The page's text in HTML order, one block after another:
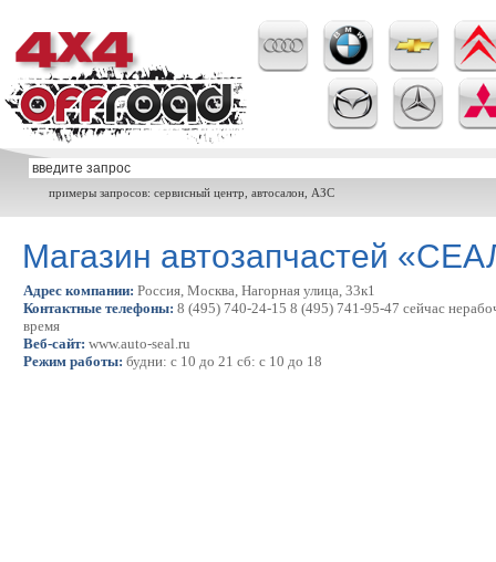
примеры запросов: сервисный центр, автосалон, АЗС
Магазин автозапчастей
Адрес компании: Россия, Москва, Нагорная улица, 33к1
Контактные телефоны: 8 (495) 740-24-15 8 (495) 741-95-47 сейчас
время
Веб-сайт: www.auto-seal.ru
Режим работы: будни: с 10 до 21 сб: с 10 до 18